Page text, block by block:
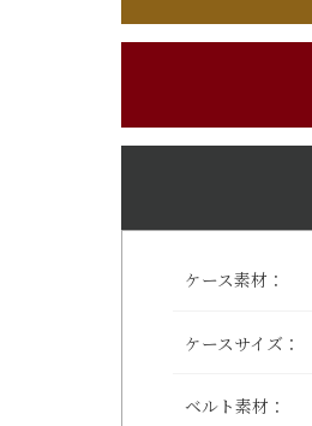
ケース素材：
ケースサイズ：
ベルト素材：